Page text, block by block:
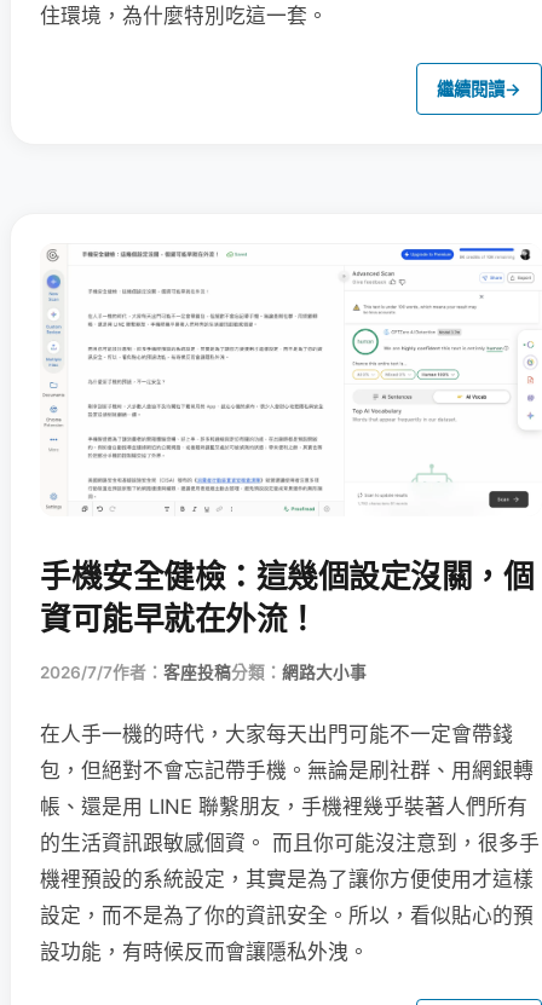
住環境，為什麼特別吃這一套。
繼續閱讀→
手機安全健檢：這幾個設定沒關，個
資可能早就在外流！
2026/7/7作者： 客座投稿分類： 網路大小事
在人手一機的時代，大家每天出門可能不一定會帶錢
包，但絕對不會忘記帶手機。無論是刷社群、用網銀轉
帳、還是用 LINE 聯繫朋友，手機裡幾乎裝著人們所有
的生活資訊跟敏感個資。 而且你可能沒注意到，很多手
機裡預設的系統設定，其實是為了讓你方便使用才這樣
設定，而不是為了你的資訊安全。所以，看似貼心的預
設功能，有時候反而會讓隱私外洩。